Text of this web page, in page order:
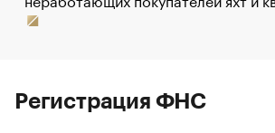
Регистрация ФНС